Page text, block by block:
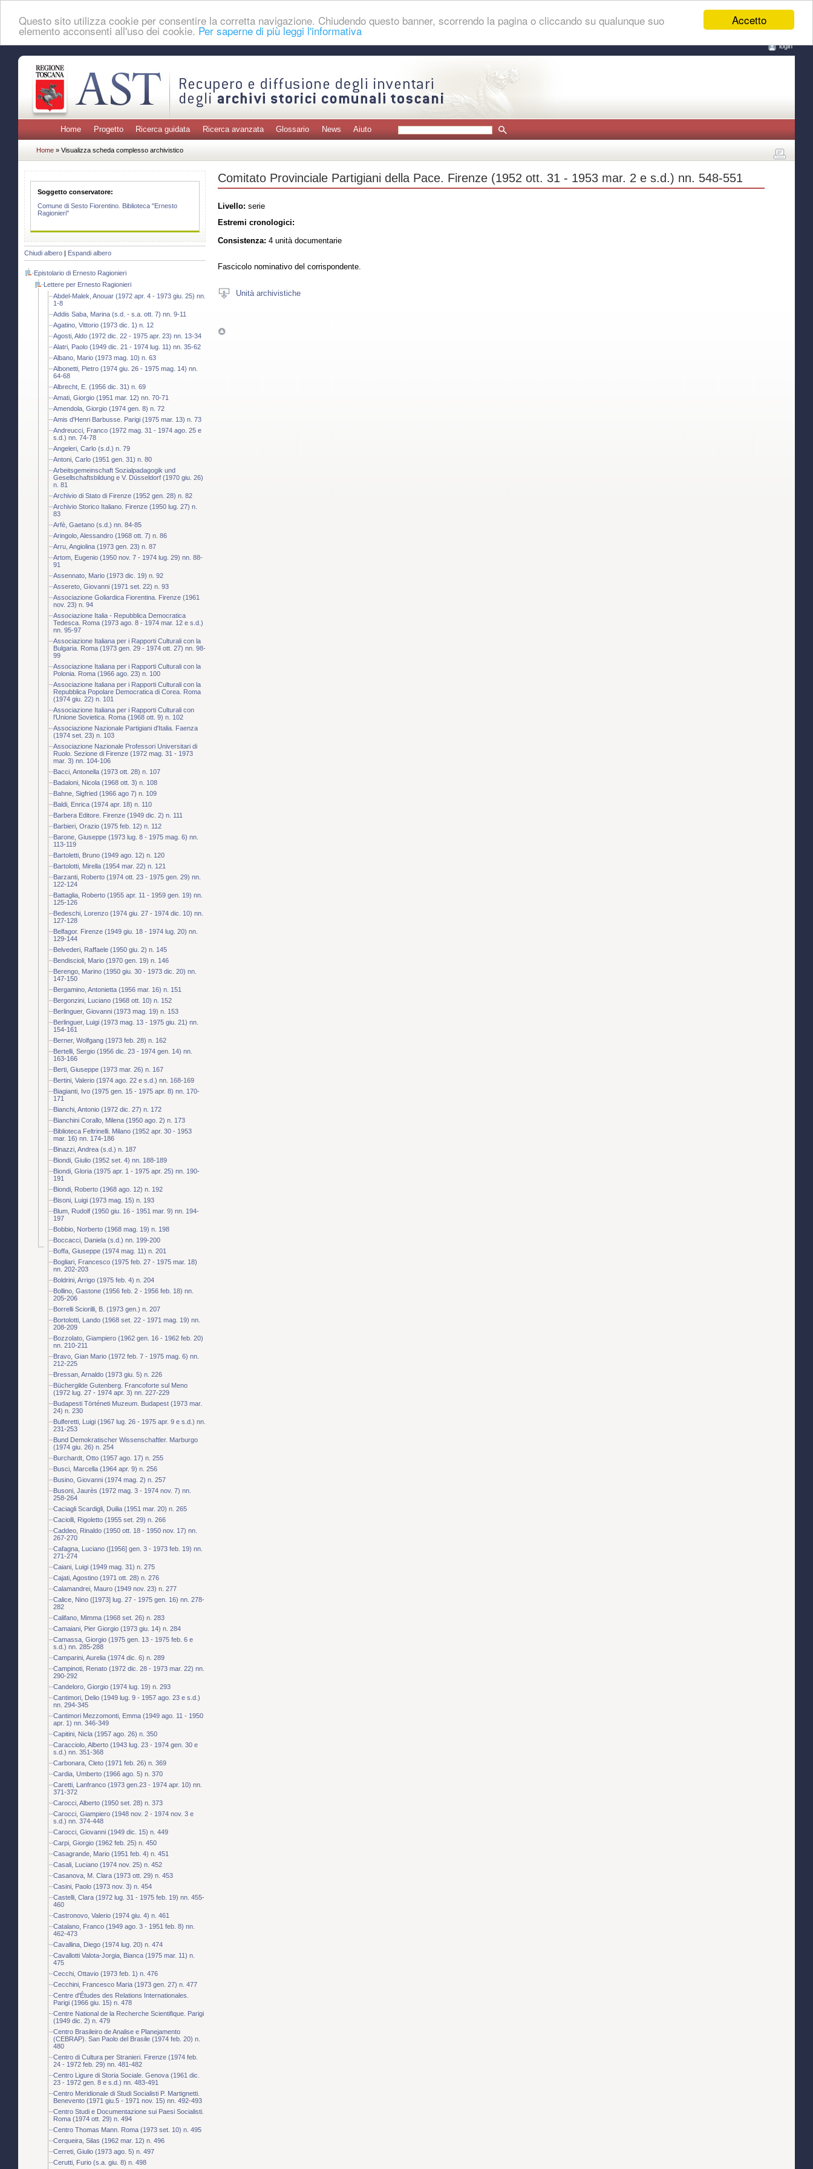
Accetto
Questo sito utilizza cookie per consentire la corretta navigazione. Chiudendo questo banner, scorrendo la pagina o cliccando su qualunque suo
elemento acconsenti all'uso dei cookie. Per saperne di più leggi l'informativa
login
Home Progetto Ricerca guidata Ricerca avanzata Glossario News Aiuto
Home » Visualizza scheda complesso archivistico
Soggetto conservatore:
Comune di Sesto Fiorentino. Biblioteca "Ernesto
Ragionieri"
Chiudi albero Espandi albero
Epistolario di Ernesto Ragionieri
Lettere per Ernesto Ragionieri
Abdel-Malek, Anouar (1972 apr. 4 - 1973 giu. 25) nn.
1-8
Addis Saba, Marina (s.d. - s.a. ott. 7) nn. 9-11
Agatino, Vittorio (1973 dic. 1) n. 12
Agosti, Aldo (1972 dic. 22 - 1975 apr. 23) nn. 13-34
Alatri, Paolo (1949 dic. 21 - 1974 lug. 11) nn. 35-62
Albano, Mario (1973 mag. 10) n. 63
Albonetti, Pietro (1974 giu. 26 - 1975 mag. 14) nn.
64-68
Albrecht, E. (1956 dic. 31) n. 69
Amati, Giorgio (1951 mar. 12) nn. 70-71
Amendola, Giorgio (1974 gen. 8) n. 72
Amis d'Henri Barbusse. Parigi (1975 mar. 13) n. 73
Andreucci, Franco (1972 mag. 31 - 1974 ago. 25 e
s.d.) nn. 74-78
Angeleri, Carlo (s.d.) n. 79
Antoni, Carlo (1951 gen. 31) n. 80
Arbeitsgemeinschaft Sozialpadagogik und
Gesellschaftsbildung e V. Düsseldorf (1970 giu. 26)
n. 81
Archivio di Stato di Firenze (1952 gen. 28) n. 82
Archivio Storico Italiano. Firenze (1950 lug. 27) n.
83
Arfè, Gaetano (s.d.) nn. 84-85
Aringolo, Alessandro (1968 ott. 7) n. 86
Arru, Angiolina (1973 gen. 23) n. 87
Artom, Eugenio (1950 nov. 7 - 1974 lug. 29) nn. 88-
91
Assennato, Mario (1973 dic. 19) n. 92
Assereto, Giovanni (1971 set. 22) n. 93
Associazione Goliardica Fiorentina. Firenze (1961
nov. 23) n. 94
Associazione Italia - Repubblica Democratica
Tedesca. Roma (1973 ago. 8 - 1974 mar. 12 e s.d.)
nn. 95-97
Associazione Italiana per i Rapporti Culturali con la
Bulgaria. Roma (1973 gen. 29 - 1974 ott. 27) nn. 98-
99
Associazione Italiana per i Rapporti Culturali con la
Polonia. Roma (1966 ago. 23) n. 100
Associazione Italiana per i Rapporti Culturali con la
Repubblica Popolare Democratica di Corea. Roma
(1974 giu. 22) n. 101
Associazione Italiana per i Rapporti Culturali con
l'Unione Sovietica. Roma (1968 ott. 9) n. 102
Associazione Nazionale Partigiani d'Italia. Faenza
(1974 set. 23) n. 103
Associazione Nazionale Professori Universitari di
Ruolo. Sezione di Firenze (1972 mag. 31 - 1973
mar. 3) nn. 104-106
Bacci, Antonella (1973 ott. 28) n. 107
Badaloni, Nicola (1968 ott. 3) n. 108
Bahne, Sigfried (1966 ago 7) n. 109
Baldi, Enrica (1974 apr. 18) n. 110
Barbera Editore. Firenze (1949 dic. 2) n. 111
Barbieri, Orazio (1975 feb. 12) n. 112
Barone, Giuseppe (1973 lug. 8 - 1975 mag. 6) nn.
113-119
Bartoletti, Bruno (1949 ago. 12) n. 120
Bartolotti, Mirella (1954 mar. 22) n. 121
Barzanti, Roberto (1974 ott. 23 - 1975 gen. 29) nn.
122-124
Battaglia, Roberto (1955 apr. 11 - 1959 gen. 19) nn.
125-126
Bedeschi, Lorenzo (1974 giu. 27 - 1974 dic. 10) nn.
127-128
Belfagor. Firenze (1949 giu. 18 - 1974 lug. 20) nn.
129-144
Belvederi, Raffaele (1950 giu. 2) n. 145
Bendiscioli, Mario (1970 gen. 19) n. 146
Berengo, Marino (1950 giu. 30 - 1973 dic. 20) nn.
147-150
Bergamino, Antonietta (1956 mar. 16) n. 151
Bergonzini, Luciano (1968 ott. 10) n. 152
Berlinguer, Giovanni (1973 mag. 19) n. 153
Berlinguer, Luigi (1973 mag. 13 - 1975 giu. 21) nn.
154-161
Berner, Wolfgang (1973 feb. 28) n. 162
Bertelli, Sergio (1956 dic. 23 - 1974 gen. 14) nn.
163-166
Berti, Giuseppe (1973 mar. 26) n. 167
Bertini, Valerio (1974 ago. 22 e s.d.) nn. 168-169
Biagianti, Ivo (1975 gen. 15 - 1975 apr. 8) nn. 170-
171
Bianchi, Antonio (1972 dic. 27) n. 172
Bianchini Corallo, Milena (1950 ago. 2) n. 173
Biblioteca Feltrinelli. Milano (1952 apr. 30 - 1953
mar. 16) nn. 174-186
Binazzi, Andrea (s.d.) n. 187
Biondi, Giulio (1952 set. 4) nn. 188-189
Biondi, Gloria (1975 apr. 1 - 1975 apr. 25) nn. 190-
191
Biondi, Roberto (1968 ago. 12) n. 192
Bisoni, Luigi (1973 mag. 15) n. 193
Blum, Rudolf (1950 giu. 16 - 1951 mar. 9) nn. 194-
197
Bobbio, Norberto (1968 mag. 19) n. 198
Boccacci, Daniela (s.d.) nn. 199-200
Boffa, Giuseppe (1974 mag. 11) n. 201
Bogliari, Francesco (1975 feb. 27 - 1975 mar. 18)
nn. 202-203
Boldrini, Arrigo (1975 feb. 4) n. 204
Bollino, Gastone (1956 feb. 2 - 1956 feb. 18) nn.
205-206
Borrelli Sciorilli, B. (1973 gen.) n. 207
Bortolotti, Lando (1968 set. 22 - 1971 mag. 19) nn.
208-209
Bozzolato, Giampiero (1962 gen. 16 - 1962 feb. 20)
nn. 210-211
Bravo, Gian Mario (1972 feb. 7 - 1975 mag. 6) nn.
212-225
Bressan, Arnaldo (1973 giu. 5) n. 226
Büchergilde Gutenberg. Francoforte sul Meno
(1972 lug. 27 - 1974 apr. 3) nn. 227-229
Budapesti Történeti Muzeum. Budapest (1973 mar.
24) n. 230
Bulferetti, Luigi (1967 lug. 26 - 1975 apr. 9 e s.d.) nn.
231-253
Bund Demokratischer Wissenschaftler. Marburgo
(1974 giu. 26) n. 254
Burchardt, Otto (1957 ago. 17) n. 255
Busci, Marcella (1964 apr. 9) n. 256
Busino, Giovanni (1974 mag. 2) n. 257
Busoni, Jaurès (1972 mag. 3 - 1974 nov. 7) nn.
258-264
Caciagli Scardigli, Duilia (1951 mar. 20) n. 265
Caciolli, Rigoletto (1955 set. 29) n. 266
Caddeo, Rinaldo (1950 ott. 18 - 1950 nov. 17) nn.
267-270
Cafagna, Luciano ([1956] gen. 3 - 1973 feb. 19) nn.
271-274
Caiani, Luigi (1949 mag. 31) n. 275
Cajati, Agostino (1971 ott. 28) n. 276
Calamandrei, Mauro (1949 nov. 23) n. 277
Calice, Nino ([1973] lug. 27 - 1975 gen. 16) nn. 278-
282
Califano, Mimma (1968 set. 26) n. 283
Camaiani, Pier Giorgio (1973 giu. 14) n. 284
Camassa, Giorgio (1975 gen. 13 - 1975 feb. 6 e
s.d.) nn. 285-288
Camparini, Aurelia (1974 dic. 6) n. 289
Campinoti, Renato (1972 dic. 28 - 1973 mar. 22) nn.
290-292
Candeloro, Giorgio (1974 lug. 19) n. 293
Cantimori, Delio (1949 lug. 9 - 1957 ago. 23 e s.d.)
nn. 294-345
Cantimori Mezzomonti, Emma (1949 ago. 11 - 1950
apr. 1) nn. 346-349
Capitini, Nicla (1957 ago. 26) n. 350
Caracciolo, Alberto (1943 lug. 23 - 1974 gen. 30 e
s.d.) nn. 351-368
Carbonara, Cleto (1971 feb. 26) n. 369
Cardia, Umberto (1966 ago. 5) n. 370
Caretti, Lanfranco (1973 gen.23 - 1974 apr. 10) nn.
371-372
Carocci, Alberto (1950 set. 28) n. 373
Carocci, Giampiero (1948 nov. 2 - 1974 nov. 3 e
s.d.) nn. 374-448
Carocci, Giovanni (1949 dic. 15) n. 449
Carpi, Giorgio (1962 feb. 25) n. 450
Casagrande, Mario (1951 feb. 4) n. 451
Casali, Luciano (1974 nov. 25) n. 452
Casanova, M. Clara (1973 ott. 29) n. 453
Casini, Paolo (1973 nov. 3) n. 454
Castelli, Clara (1972 lug. 31 - 1975 feb. 19) nn. 455-
460
Castronovo, Valerio (1974 giu. 4) n. 461
Catalano, Franco (1949 ago. 3 - 1951 feb. 8) nn.
462-473
Cavallina, Diego (1974 lug. 20) n. 474
Cavallotti Valota-Jorgia, Bianca (1975 mar. 11) n.
475
Cecchi, Ottavio (1973 feb. 1) n. 476
Cecchini, Francesco Maria (1973 gen. 27) n. 477
Centre d'Études des Relations Internationales.
Parigi (1966 giu. 15) n. 478
Centre National de la Recherche Scientifique. Parigi
(1949 dic. 2) n. 479
Centro Brasileiro de Analise e Planejamento
(CEBRAP). San Paolo del Brasile (1974 feb. 20) n.
480
Centro di Cultura per Stranieri. Firenze (1974 feb.
24 - 1972 feb. 29) nn. 481-482
Centro Ligure di Storia Sociale. Genova (1961 dic.
23 - 1972 gen. 8 e s.d.) nn. 483-491
Centro Meridionale di Studi Socialisti P. Martignetti.
Benevento (1971 giu.5 - 1971 nov. 15) nn. 492-493
Centro Studi e Documentazione sui Paesi Socialisti.
Roma (1974 ott. 29) n. 494
Centro Thomas Mann. Roma (1973 set. 10) n. 495
Cerqueira, Silas (1962 mar. 12) n. 496
Cerreti, Giulio (1973 ago. 5) n. 497
Cerutti, Furio (s.a. giu. 8) n. 498
Comitato Provinciale Partigiani della Pace. Firenze (1952 ott. 31 - 1953 mar. 2 e s.d.) nn. 548-551
Livello: serie
Estremi cronologici:
Consistenza: 4 unità documentarie
Fascicolo nominativo del corrispondente.
Unità archivistiche